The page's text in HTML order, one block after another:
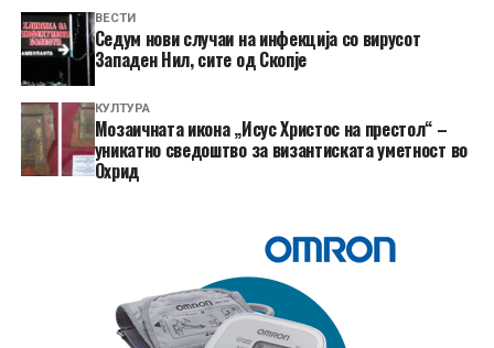
ВЕСТИ
Седум нови случаи на инфекција со вирусот
Западен Нил, сите од Скопје
КУЛТУРА
Мозаичната икона „Исус Христос на престол“ –
уникатно сведоштво за византиската уметност во
Охрид